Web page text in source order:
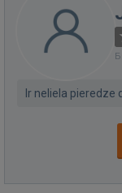
Ir neliela pieredze